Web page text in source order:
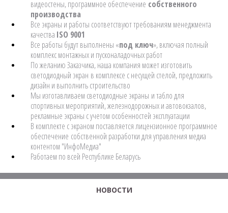
видеостены, программное обеспечение собственного
производства
Все экраны и работы соответствуют требованиям менеджмента
качества ISO 9001
Все работы будут выполнены «под ключ», включая полный
комплекс монтажных и пусконаладочных работ
По желанию Заказчика, наша компания может изготовить
светодиодный экран в комплексе с несущей стелой, предложить
дизайн и выполнить строительство
Мы изготавливаем светодиодные экраны и табло для
спортивных мероприятий, железнодорожных и автовокзалов,
рекламные экраны с учетом особенностей эксплуатации
В комплекте с экраном поставляется лицензионное программное
обеспечение собственной разработки для управления медиа
контентом "ИнфоМедиа"
Работаем по всей Республике Беларусь
НОВОСТИ